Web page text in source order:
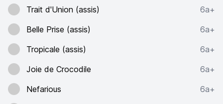
Trait d'Union (assis)
6a+
Belle Prise (assis)
6a+
Tropicale (assis)
6a+
Joie de Crocodile
6a+
Nefarious
6a+